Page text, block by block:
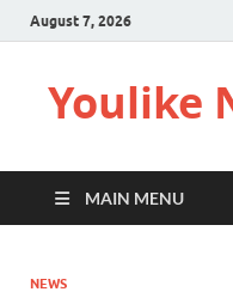
August 7, 2026
Youlike
MAIN MENU
NEWS